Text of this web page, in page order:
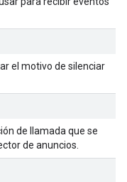
el motivo de silenciar
de llamada que se
de anuncios.